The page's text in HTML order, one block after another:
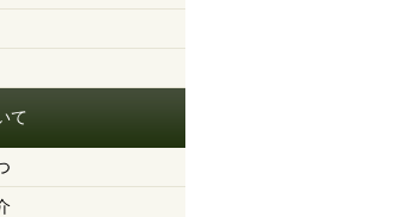
て